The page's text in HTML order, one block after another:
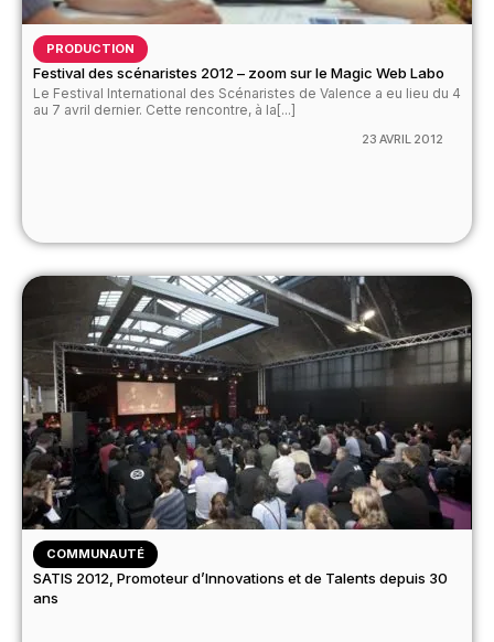
PRODUCTION
Festival des scénaristes 2012 – zoom sur le Magic Web Labo
Le Festival International des Scénaristes de Valence a eu lieu du 4
au 7 avril dernier. Cette rencontre, à la[...]
23 AVRIL 2012
COMMUNAUTÉ
SATIS 2012, Promoteur d’Innovations et de Talents depuis 30
ans